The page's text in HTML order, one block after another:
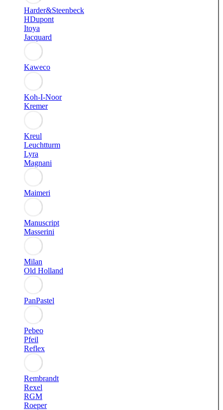
Harder&Steenbeck
HDupont
Itoya
Jacquard
Kaweco
Koh-I-Noor
Kremer
Kreul
Leuchtturm
Lyra
Magnani
Maimeri
Manuscript
Masserini
Milan
Old Holland
PanPastel
Pebeo
Pfeil
Reflex
Rembrandt
Rexel
RGM
Roeper